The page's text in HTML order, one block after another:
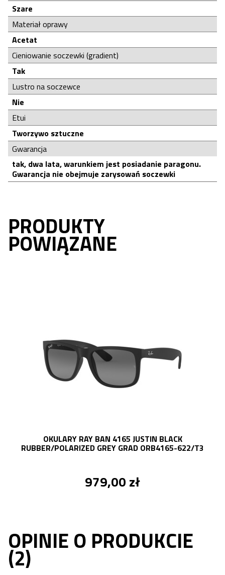
Szare
Materiał oprawy
Acetat
Cieniowanie soczewki (gradient)
Tak
Lustro na soczewce
Nie
Etui
Tworzywo sztuczne
Gwarancja
tak, dwa lata, warunkiem jest posiadanie paragonu.
Gwarancja nie obejmuje zarysowań soczewki
PRODUKTY
POWIĄZANE
OKULARY RAY BAN 4165 JUSTIN BLACK
RUBBER/POLARIZED GREY GRAD ORB4165-622/T3
979,00 zł
OPINIE O PRODUKCIE
(2)